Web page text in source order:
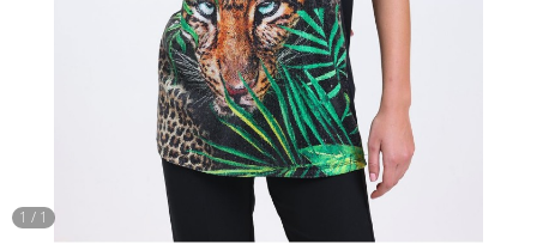
Mont & Kaban Yağmurluk